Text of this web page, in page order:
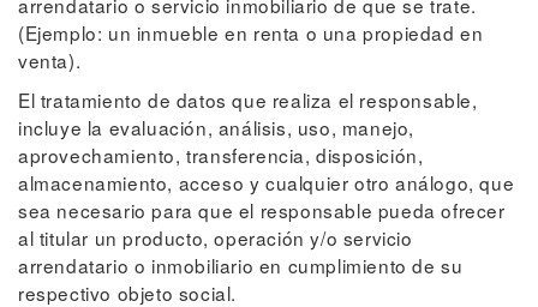
(Ejemplo: un inmueble en renta o una propiedad en
venta).
El tratamiento de datos que realiza el responsable,
incluye la evaluación, análisis, uso, manejo,
aprovechamiento, transferencia, disposición,
almacenamiento, acceso y cualquier otro análogo, que
sea necesario para que el responsable pueda ofrecer
al titular un producto, operación y/o servicio
arrendatario o inmobiliario en cumplimiento de su
respectivo objeto social.